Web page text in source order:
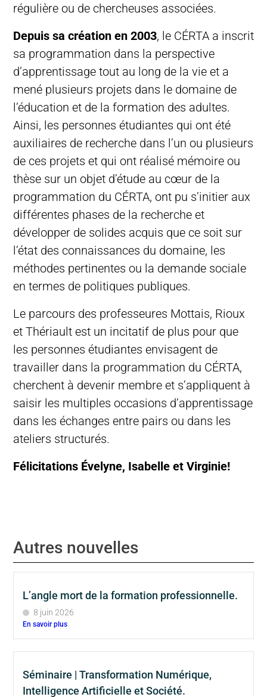
régulière ou de chercheuses associées.
Depuis sa création en 2003, le CÉRTA a inscrit
sa programmation dans la perspective
d’apprentissage tout au long de la vie et a
mené plusieurs projets dans le domaine de
l’éducation et de la formation des adultes.
Ainsi, les personnes étudiantes qui ont été
auxiliaires de recherche dans l’un ou plusieurs
de ces projets et qui ont réalisé mémoire ou
thèse sur un objet d’étude au cœur de la
programmation du CÉRTA, ont pu s’initier aux
différentes phases de la recherche et
développer de solides acquis que ce soit sur
l’état des connaissances du domaine, les
méthodes pertinentes ou la demande sociale
en termes de politiques publiques.
Le parcours des professeures Mottais, Rioux
et Thériault est un incitatif de plus pour que
les personnes étudiantes envisagent de
travailler dans la programmation du CÉRTA,
cherchent à devenir membre et s’appliquent à
saisir les multiples occasions d’apprentissage
dans les échanges entre pairs ou dans les
ateliers structurés.
Félicitations Évelyne, Isabelle et Virginie!
Autres nouvelles
L’angle mort de la formation professionnelle.
8 juin 2026
En savoir plus
Séminaire | Transformation Numérique,
Intelligence Artificielle et Société.